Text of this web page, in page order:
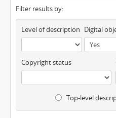
Filter results by:
Level of description
Copyright status
Top-level